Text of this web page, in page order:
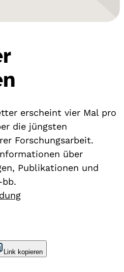
erscheint vier Mal pro
die jüngsten
Forschungsarbeit.
über
Publikationen und
Link kopieren